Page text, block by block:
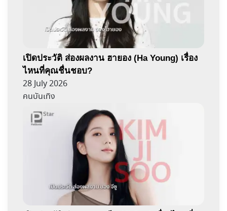
เปิดประวัติ ส่องผลงาน ฮายอง (Ha Young) เรื่อง
ไหนที่คุณชื่นชอบ?
28 July 2026
คนบันเทิง